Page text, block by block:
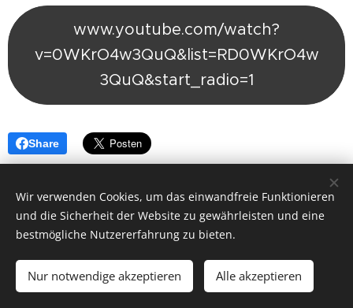
www.youtube.com/watch?
v=0WKrO4w3QuQ&list=RD0WKrO4w
3QuQ&start_radio=1
Share
© 2026 by Dr. Andrea Christoph-Gaugusch
All rights reserved.
Cookies
Wir verwenden Cookies, um das einwandfreie Funktionieren
und die Sicherheit der Website zu gewährleisten und eine
bestmögliche Nutzererfahrung zu bieten.
Nur notwendige akzeptieren Alle akzeptieren